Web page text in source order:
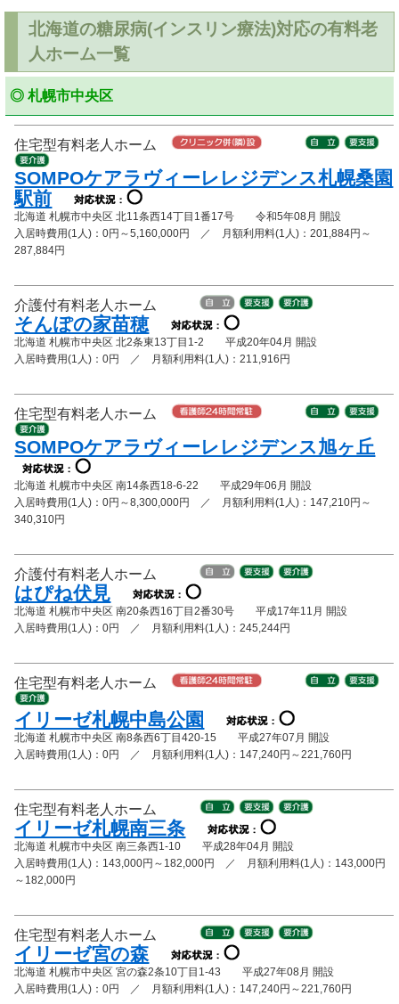
北海道の糖尿病(インスリン療法)対応の有料老
人ホーム一覧
◎ 札幌市中央区
住宅型有料老人ホーム
SOMPOケアラヴィーレレジデンス札幌桑園
駅前
北海道 札幌市中央区 北11条西14丁目1番17号 令和5年08月 開設
入居時費用(1人)：0円～5,160,000円 ／ 月額利用料(1人)：201,884円～
287,884円
介護付有料老人ホーム
そんぽの家苗穂
北海道 札幌市中央区 北2条東13丁目1-2 平成20年04月 開設
入居時費用(1人)：0円 ／ 月額利用料(1人)：211,916円
住宅型有料老人ホーム
SOMPOケアラヴィーレレジデンス旭ヶ丘
北海道 札幌市中央区 南14条西18-6-22 平成29年06月 開設
入居時費用(1人)：0円～8,300,000円 ／ 月額利用料(1人)：147,210円～
340,310円
介護付有料老人ホーム
はぴね伏見
北海道 札幌市中央区 南20条西16丁目2番30号 平成17年11月 開設
入居時費用(1人)：0円 ／ 月額利用料(1人)：245,244円
住宅型有料老人ホーム
イリーゼ札幌中島公園
北海道 札幌市中央区 南8条西6丁目420-15 平成27年07月 開設
入居時費用(1人)：0円 ／ 月額利用料(1人)：147,240円～221,760円
住宅型有料老人ホーム
イリーゼ札幌南三条
北海道 札幌市中央区 南三条西1-10 平成28年04月 開設
入居時費用(1人)：143,000円～182,000円 ／ 月額利用料(1人)：143,000円
～182,000円
住宅型有料老人ホーム
イリーゼ宮の森
北海道 札幌市中央区 宮の森2条10丁目1-43 平成27年08月 開設
入居時費用(1人)：0円 ／ 月額利用料(1人)：147,240円～221,760円